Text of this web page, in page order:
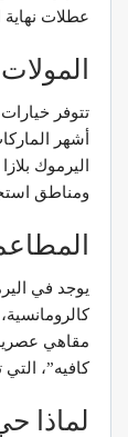
عطلات نهاية
تتوفر
أشهر
اليرموك
ومناطق
يوجد في
مقاهي
كافيه”،
لماذا